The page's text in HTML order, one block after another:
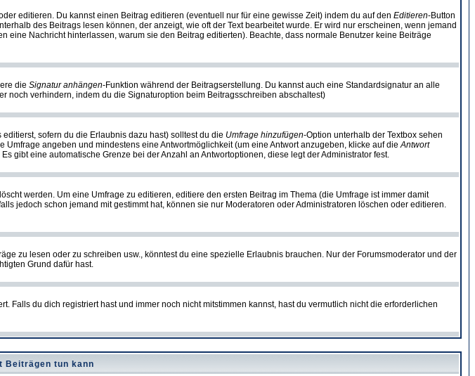
editieren. Du kannst einen Beitrag editieren (eventuell nur für eine gewisse Zeit) indem du auf den Editieren-Button
des Beitrags lesen können, der anzeigt, wie oft der Text bearbeitet wurde. Er wird nur erscheinen, wenn jemand
Nachricht hinterlassen, warum sie den Beitrag editierten). Beachte, dass normale Benutzer keine Beiträge
die Signatur anhängen-Funktion während der Beitragserstellung. Du kannst auch eine Standardsignatur an alle
noch verhindern, indem du die Signaturoption beim Beitragsschreiben abschaltest)
sofern du die Erlaubnis dazu hast) solltest du die Umfrage hinzufügen-Option unterhalb der Textbox sehen
angeben und mindestens eine Antwortmöglichkeit (um eine Antwort anzugeben, klicke auf dieAntwort
gibt eine automatische Grenze bei der Anzahl an Antwortoptionen, diese legt der Administrator fest.
werden. Um eine Umfrage zu editieren, editiere den ersten Beitrag im Thema (die Umfrage ist immer damit
jedoch schon jemand mit gestimmt hat, können sie nur Moderatoren oder Administratoren löschen oder editieren.
zu lesen oder zu schreiben usw., könntest du eine spezielle Erlaubnis brauchen. Nur der Forumsmoderator und der
Grund dafür hast.
du dich registriert hast und immer noch nicht mitstimmen kannst, hast du vermutlich nicht die erforderlichen
Beiträgen tun kann